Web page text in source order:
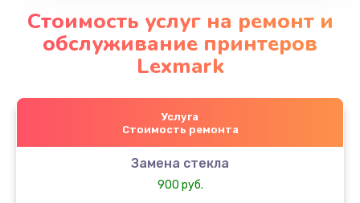
Стоимость услуг на ремонт и
обслуживание принтеров
Lexmark
Услуга
Стоимость ремонта
Замена стекла
900 руб.